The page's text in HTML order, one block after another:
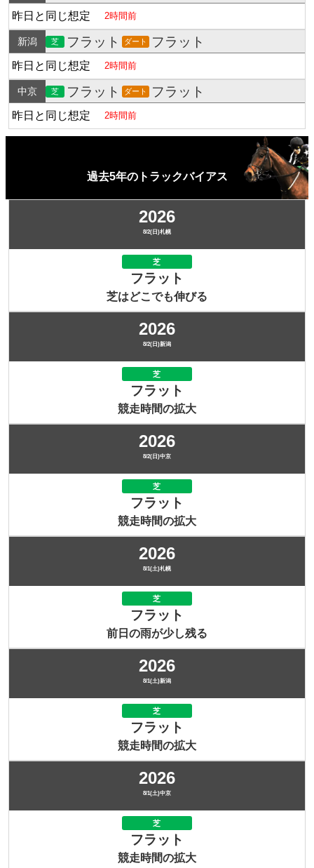
昨日と同じ想定 2時間前
新潟 芝 フラット ダート フラット
昨日と同じ想定 2時間前
中京 芝 フラット ダート フラット
昨日と同じ想定 2時間前
過去5年のトラックバイアス
2026
8/2(日)札幌
芝
フラット
芝はどこでも伸びる
2026
8/2(日)新潟
芝
フラット
競走時間の拡大
2026
8/2(日)中京
芝
フラット
競走時間の拡大
2026
8/1(土)札幌
芝
フラット
前日の雨が少し残る
2026
8/1(土)新潟
芝
フラット
競走時間の拡大
2026
8/1(土)中京
芝
フラット
競走時間の拡大